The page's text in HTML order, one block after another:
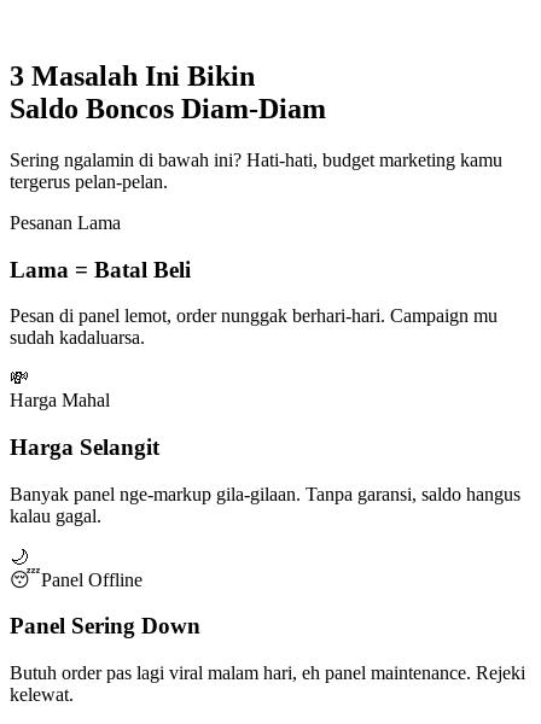
3 Masalah Ini Bikin
Saldo Boncos Diam-Diam
Sering ngalamin di bawah ini? Hati-hati, budget marketing kamu
tergerus pelan-pelan.
Pesanan Lama
Lama = Batal Beli
Pesan di panel lemot, order nunggak berhari-hari. Campaign mu
sudah kadaluarsa.
💸
Harga Mahal
Harga Selangit
Banyak panel nge-markup gila-gilaan. Tanpa garansi, saldo hangus
kalau gagal.
🌙
😴Panel Offline
Panel Sering Down
Butuh order pas lagi viral malam hari, eh panel maintenance. Rejeki
kelewat.